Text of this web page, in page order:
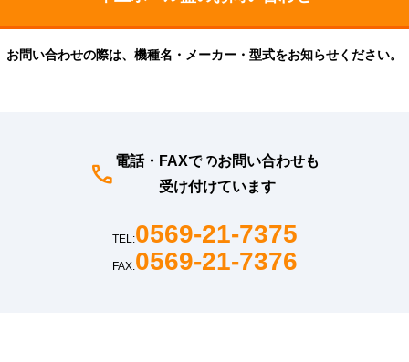
お問い合わせの際は、機種名・メーカー・型式をお知らせください。
電話・FAXでのお問い合わせも
受け付けています
TEL:0569-21-7375
FAX:0569-21-7376